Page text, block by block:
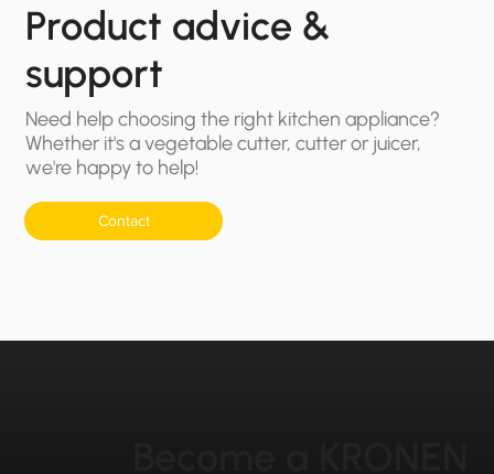
Product advice &
support
Need help choosing the right kitchen appliance?
Whether it's a vegetable cutter, cutter or juicer,
we're happy to help!
Contact